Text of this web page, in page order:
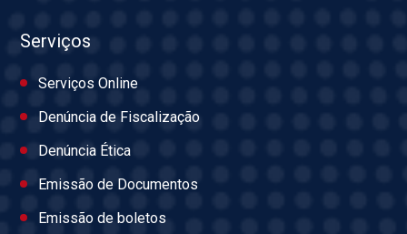
Serviços
Serviços Online
Denúncia de Fiscalização
Denúncia Ética
Emissão de Documentos
Emissão de boletos